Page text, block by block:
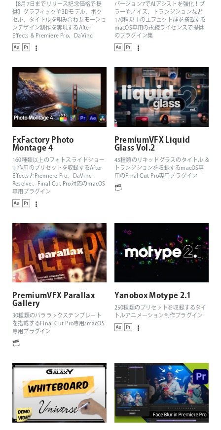
【8月7日までリリース記念価格で提
供】グラフィックや3Dモデル、ボク
セル、タイトルを組み合わたモーショ
ンデザイン制作を実現するAfter
Effects & Premiere Pro、DaVinci
Resolve、Final Cut Pro対応の3Dパー
ティクルジェネレーター
バージョン7でAIアシストを強化！ブ
ラーやノイズ、トランジションなど
170種以上のエフェクト群を搭載する
macOS専用の永続ライセンスで提供
のプラグイン集
FxFactory Photo
Montage 4
160種類以上のフォトスライドショー
制作用のプリセットを収録するAfter
EffectsとPremiere Pro、DaVinci
Resolve、Final Cut Pro対応のmacOS
専用プラグイン
PremiumVFX Liquid
Glass Vol.2
45種類のリキッドグラスのタイトル &
トランジションを収録するmacOS専
用のFinal Cut Pro専用プラグイン
PremiumVFX Parallax
Gallery
30種類のパララックステンプレート
を搭載するFinal Cut Pro専用/macOS
専用プラグイン
Yanobox Motype 2.1
250種類のプリセットを収録するタイ
トルアニメーション制作プラグイン